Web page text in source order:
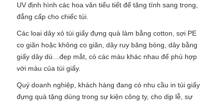
UV định hình các hoa văn tiểu tiết để tăng tính sang trọng,
đẳng cấp cho chiếc túi.
Các loại dây xỏ túi giấy đựng quà làm bằng cotton, sợi PE
co giãn hoặc không co giãn, dây ruy băng bóng, dây bằng
giấy dây dù…đẹp mắt, có các màu khác nhau để phù hợp
với màu của túi giấy.
Quý doanh nghiệp, khách hàng đang có nhu cầu in túi giấy
đựng quà tặng dùng trong sự kiện công ty, cho dịp lễ, sự